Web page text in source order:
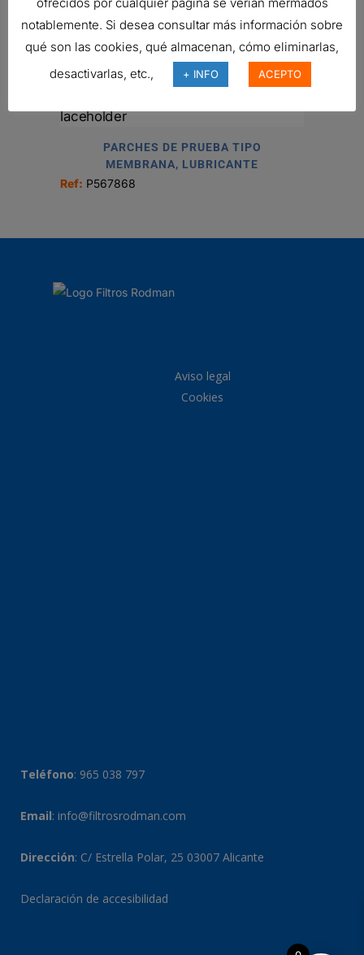
356,56€
Ref:P766445
PARCHES DE PRUEBA TIPO
MEMBRANA, LUBRICANTE
Ref: P567868
Aviso legal
Cookies
Teléfono: 965 038 797
Email: info@filtrosrodman.com
Dirección: C/ Estrella Polar, 25 03007 Alicante
Declaración de accesibilidad
notablemente. Si desea consultar más información sobre
qué son las cookies, qué almacenan, cómo eliminarlas,
desactivarlas, etc.,
+ INFO ACEPTO